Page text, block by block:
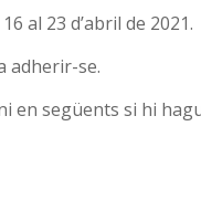
al 23 d’abril de 2021.
adherir-se.
en següents si hi